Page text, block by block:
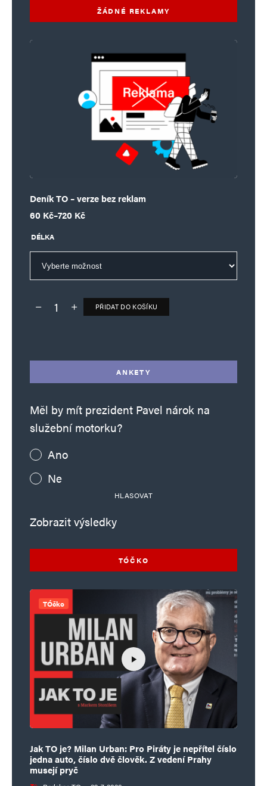
ŽÁDNÉ REKLAMY
Deník TO – verze bez reklam
60 Kč–720 Kč
Rozpětí cen: 60 Kč až 720 Kč
DÉLKA
Deník TO – verze bez reklam množství
PŘIDAT DO KOŠÍKU
ANKETY
Měl by mít prezident Pavel nárok na
služební motorku?
Ano
Ne
HLASOVAT
Zobrazit výsledky
TÓČKO
TÓčko
Jak TO je? Milan Urban: Pro Piráty je nepřítel číslo
jedna auto, číslo dvě člověk. Z vedení Prahy
musejí pryč